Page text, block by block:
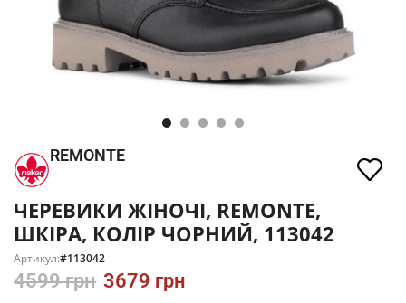
REMONTE
ЧЕРЕВИКИ ЖІНОЧІ, REMONTE,
ШКІРА, КОЛІР ЧОРНИЙ, 113042
Артикул:#113042
4599грн 3679 грн